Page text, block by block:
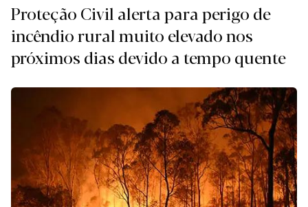
Proteção Civil alerta para perigo de
incêndio rural muito elevado nos
próximos dias devido a tempo quente